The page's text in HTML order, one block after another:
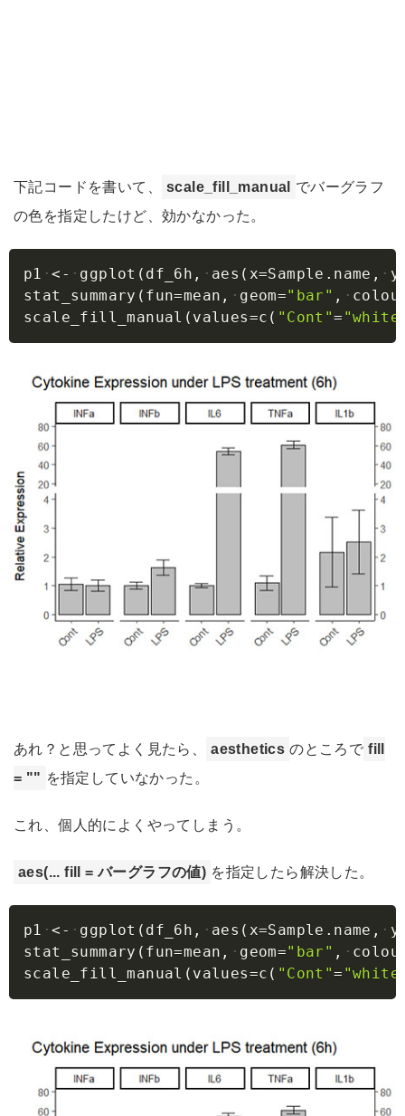
下記コードを書いて、 scale_fill_manual
でバーグラフ
の色を指定したけど、効かなかった。
p1 <- ggplot ( df_6h , aes ( x=Sample.name , y
stat_summary ( fun=mean , geom="bar" ,
scale_fill_manual ( values=c ( "Cont"=
Copy
あれ？と思ってよく見たら、 aesthetics のところで fill
= "" を指定していなかった。
これ、個人的によくやってしまう。
aes(... fill = バーグラフの値) を指定したら解決した。
p1 <- ggplot ( df_6h , aes ( x=Sample.name , y
stat_summary ( fun=mean , geom="bar" ,
scale_fill_manual ( values=c ( "Cont"=
Copy